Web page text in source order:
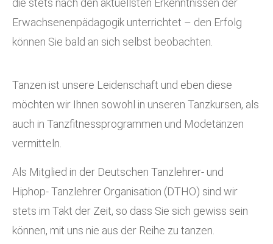
die stets nach den aktuellsten Erkenntnissen der
Erwachsenenpädagogik unterrichtet – den Erfolg
können Sie bald an sich selbst beobachten.
Tanzen ist unsere Leidenschaft und eben diese
möchten wir Ihnen sowohl in unseren Tanzkursen, als
auch in Tanzfitnessprogrammen und Modetänzen
vermitteln.
Als Mitglied in der Deutschen Tanzlehrer- und
Hiphop- Tanzlehrer Organisation (DTHO) sind wir
stets im Takt der Zeit, so dass Sie sich gewiss sein
können, mit uns nie aus der Reihe zu tanzen.